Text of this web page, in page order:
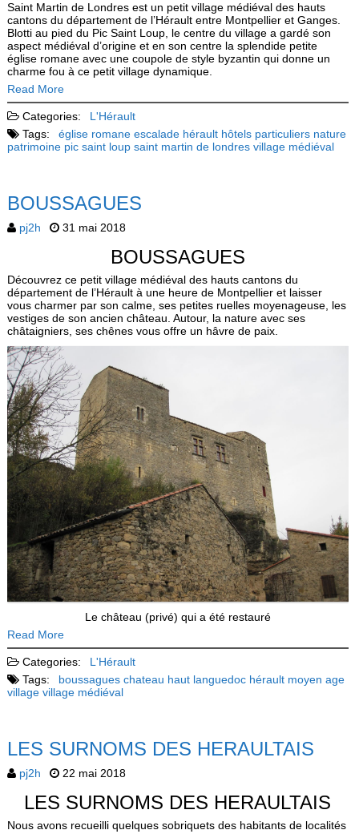
Saint Martin de Londres est un petit village médiéval des hauts
cantons du département de l’Hérault entre Montpellier et Ganges.
Blotti au pied du Pic Saint Loup, le centre du village a gardé son
aspect médiéval d’origine et en son centre la splendide petite
église romane avec une coupole de style byzantin qui donne un
charme fou à ce petit village dynamique.
Read More
Categories:
L'Hérault
Tags:
église romane escalade hérault hôtels particuliers nature
patrimoine pic saint loup saint martin de londres village médiéval
BOUSSAGUES
pj2h 31 mai 2018
BOUSSAGUES
Découvrez ce petit village médiéval des hauts cantons du
département de l’Hérault à une heure de Montpellier et laisser
vous charmer par son calme, ses petites ruelles moyenageuse, les
vestiges de son ancien château. Autour, la nature avec ses
châtaigniers, ses chênes vous offre un hâvre de paix.
Le château (privé) qui a été restauré
Read More
Categories:
L'Hérault
Tags:
boussagues chateau haut languedoc hérault moyen age
village village médiéval
LES SURNOMS DES HERAULTAIS
pj2h 22 mai 2018
LES SURNOMS DES HERAULTAIS
Nous avons recueilli quelques sobriquets des habitants de localités